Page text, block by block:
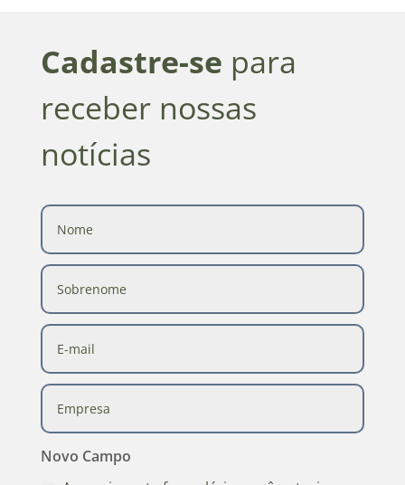
Cadastre-se para
receber nossas
notícias
Novo Campo